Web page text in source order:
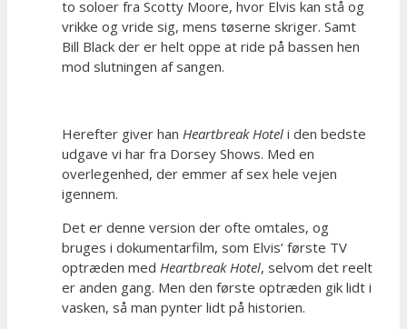
to soloer fra Scotty Moore, hvor Elvis kan stå og
vrikke og vride sig, mens tøserne skriger. Samt
Bill Black der er helt oppe at ride på bassen hen
mod slutningen af sangen.
Herefter giver han Heartbreak Hotel i den bedste
udgave vi har fra Dorsey Shows. Med en
overlegenhed, der emmer af sex hele vejen
igennem.
Det er denne version der ofte omtales, og
bruges i dokumentarfilm, som Elvis’ første TV
optræden med Heartbreak Hotel, selvom det reelt
er anden gang. Men den første optræden gik lidt i
vasken, så man pynter lidt på historien.